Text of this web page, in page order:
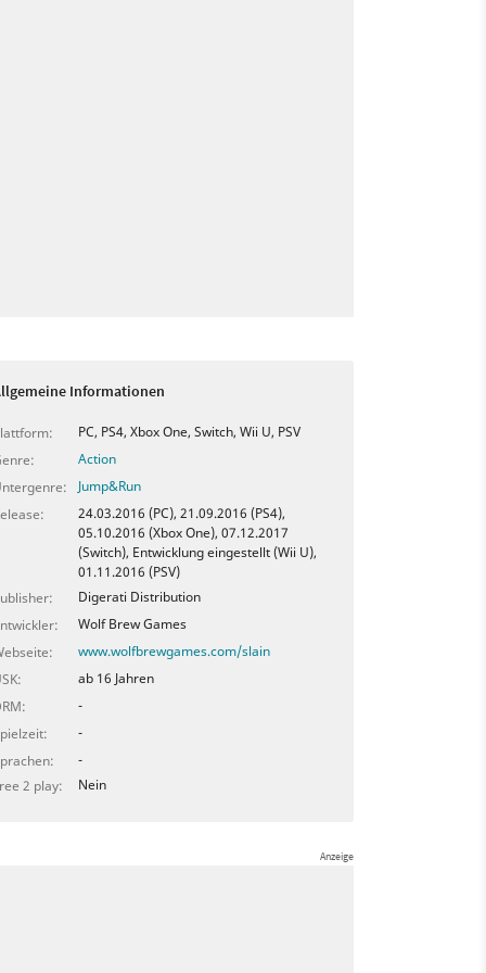
Informationen
PC, PS4, Xbox One, Switch, Wii U, PSV
Action
Jump&Run
24.03.2016 (PC), 21.09.2016 (PS4),
05.10.2016 (Xbox One), 07.12.2017
(Switch), Entwicklung eingestellt (Wii U),
01.11.2016 (PSV)
Digerati Distribution
Wolf Brew Games
www.wolfbrewgames.com/slain
ab 16 Jahren
-
-
-
2 play:
Nein